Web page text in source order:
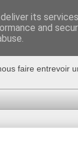
faire entrevoir
its
and